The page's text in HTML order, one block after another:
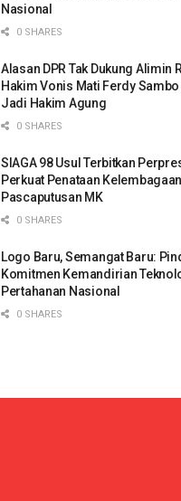
Nasional
0 SHARES
Alasan DPR Tak Dukung Alimin
Hakim Vonis Mati Ferdy Sambo
Jadi Hakim Agung
0 SHARES
SIAGA 98 Usul Terbitkan
Perkuat Penataan
Pascaputusan MK
0 SHARES
Logo Baru, Semangat Baru:
Komitmen Kemandirian
Pertahanan Nasional
0 SHARES